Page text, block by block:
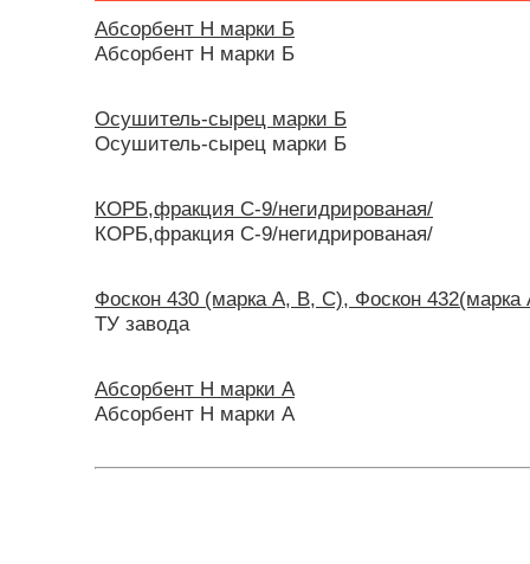
Абсорбент Н марки Б
Абсорбент Н марки Б
Осушитель-сырец марки Б
Осушитель-сырец марки Б
КОРБ,фракция С-9/негидрированая/
КОРБ,фракция С-9/негидрированая/
Фоскон 430 (марка А, В, С), Фоскон 432(марка
ТУ завода
Абсорбент Н марки А
Абсорбент Н марки А